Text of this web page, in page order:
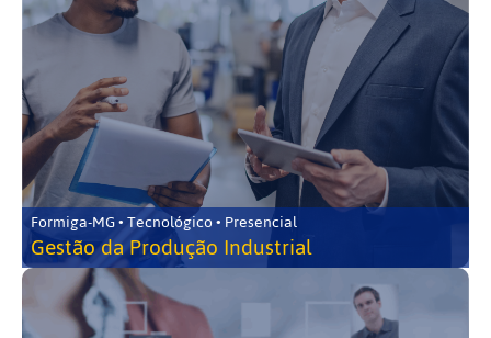
Formiga-MG • Tecnológico • Presencial
Gestão da Produção Industrial